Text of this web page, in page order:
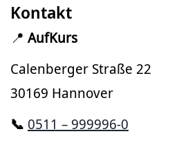
Kontakt
📍 AufKurs
Calenberger Straße 22
30169 Hannover
📞 0511 – 999996-0